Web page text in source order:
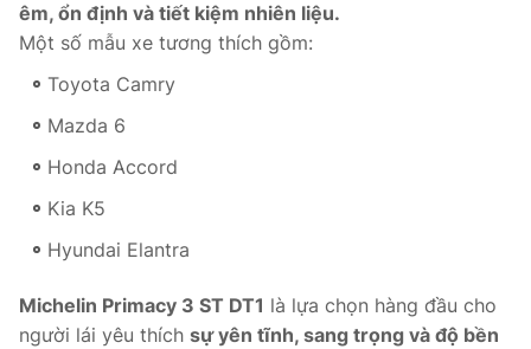
êm, ổn định và tiết kiệm nhiên liệu.
Một số mẫu xe tương thích gồm:
Toyota Camry
Mazda 6
Honda Accord
Kia K5
Hyundai Elantra
Michelin Primacy 3 ST DT1 là lựa chọn hàng đầu cho
người lái yêu thích sự yên tĩnh, sang trọng và độ bền